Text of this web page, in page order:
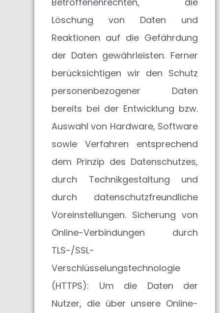
Löschung von Daten und
Reaktionen auf die Gefährdung
der Daten gewährleisten. Ferner
berücksichtigen wir den Schutz
personenbezogener Daten
bereits bei der Entwicklung bzw.
Auswahl von Hardware, Software
sowie Verfahren entsprechend
dem Prinzip des Datenschutzes,
durch Technikgestaltung und
durch datenschutzfreundliche
Voreinstellungen. Sicherung von
Online-Verbindungen durch
TLS-/SSL-
Verschlüsselungstechnologie
(HTTPS): Um die Daten der
Nutzer, die über unsere Online-